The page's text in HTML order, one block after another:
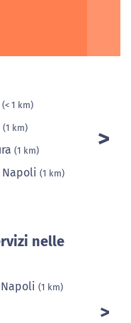
(< 1 km)
(1 km)
(1 km)
Napoli (1 km)
nelle
(1 km)